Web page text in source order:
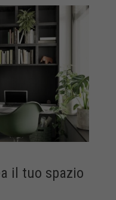
il tuo spazio